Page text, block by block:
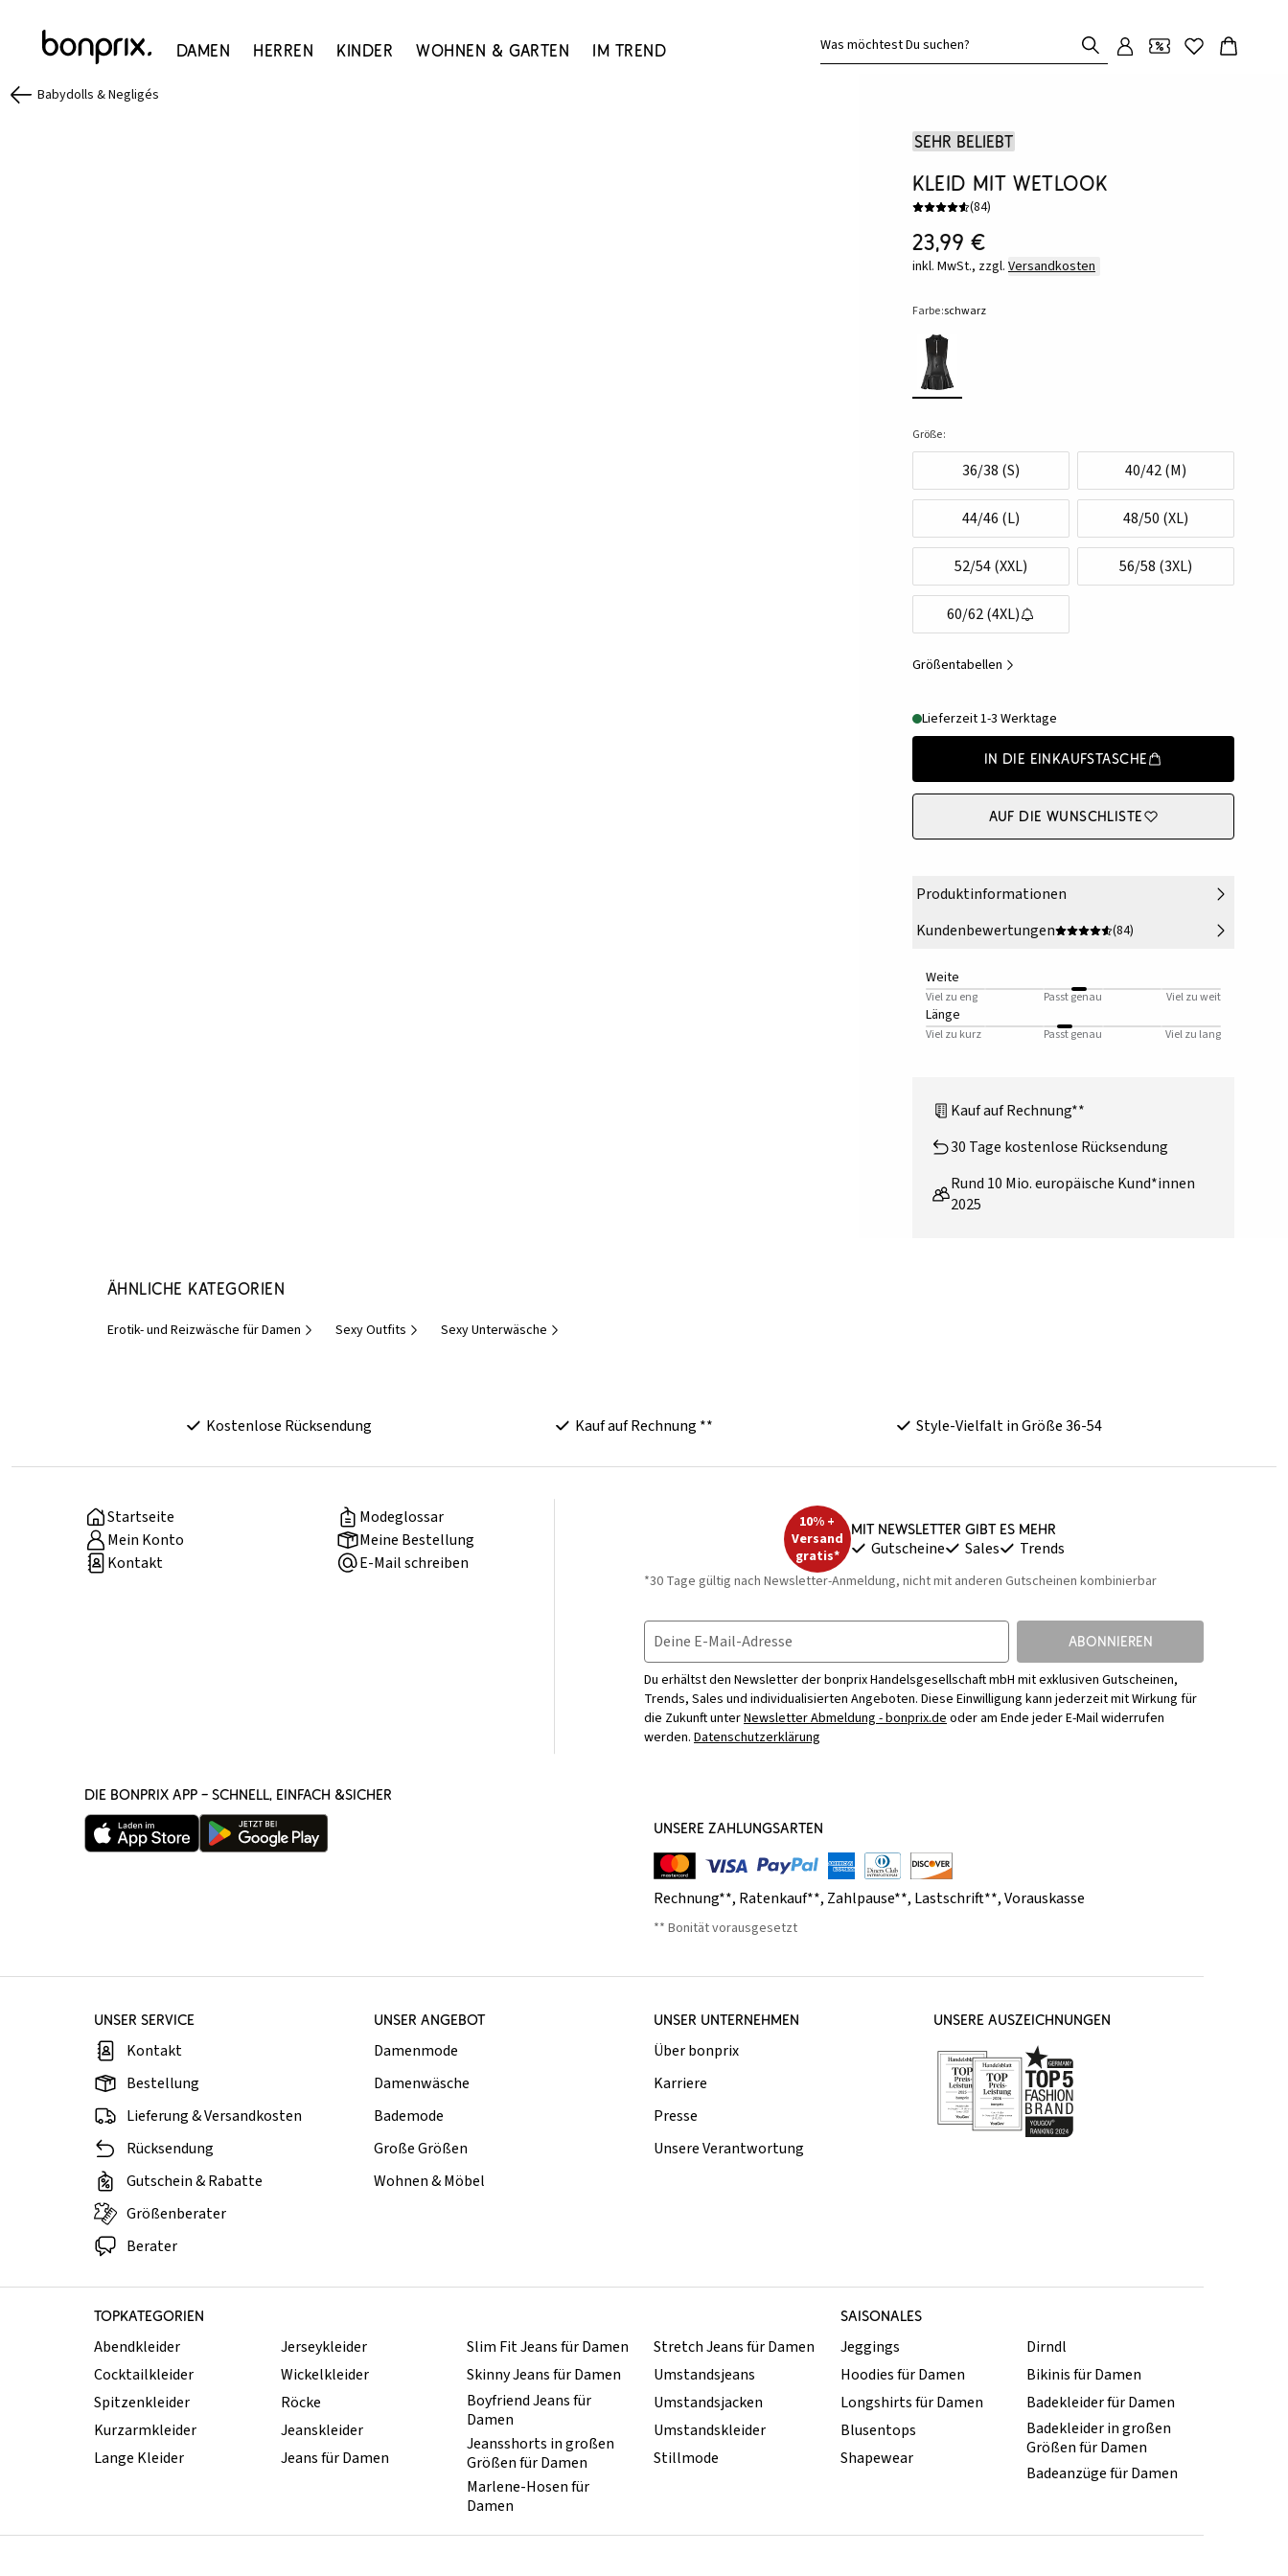
Damen Herren Kinder Wohnen & Garten Im Trend Was möchtest Du suchen?
Babydolls & Negligés
Sehr beliebt
Kleid mit Wetlook
(84)
23,99 €
inkl. MwSt., zzgl. Versandkosten
Farbe:schwarz
Größe:
36/38 (S) 40/42 (M)
44/46 (L) 48/50 (XL)
52/54 (XXL) 56/58 (3XL)
60/62 (4XL)
Größentabellen
Lieferzeit 1-3 Werktage
In die Einkaufstasche
Auf die Wunschliste
Produktinformationen
Kundenbewertungen
(84)
Weite
Viel zu eng Passt genau Viel zu weit
Länge
Viel zu kurz Passt genau Viel zu lang
Kauf auf Rechnung**
30 Tage kostenlose Rücksendung
Rund 10 Mio. europäische Kund*innen
2025
Ähnliche Kategorien
Erotik- und Reizwäsche für Damen Sexy Outfits Sexy Unterwäsche
Kostenlose Rücksendung Kauf auf Rechnung ** Style-Vielfalt in Größe 36-54
Startseite
Modeglossar
Mein Konto
Meine Bestellung
Kontakt
E-Mail schreiben
10% +
Versand
gratis*
Mit Newsletter gibt es mehr
Gutscheine Sales Trends
*30 Tage gültig nach Newsletter-Anmeldung, nicht mit anderen Gutscheinen kombinierbar
Deine E-Mail-Adresse ABONNIEREN
Du erhältst den Newsletter der bonprix Handelsgesellschaft mbH mit exklusiven Gutscheinen,
Trends, Sales und individualisierten Angeboten. Diese Einwilligung kann jederzeit mit Wirkung für
die Zukunft unterNewsletter Abmeldung - bonprix.deoder am Ende jeder E-Mail widerrufen
werden. Datenschutzerklärung
DIE BONPRIX APP – SCHNELL, EINFACH &SICHER
UNSERE ZAHLUNGSARTEN
Rechnung**, Ratenkauf**, Zahlpause**, Lastschrift**,Vorauskasse
** Bonität vorausgesetzt
UNSER SERVICE
Kontakt
Bestellung
Lieferung & Versandkosten
Rücksendung
Gutschein & Rabatte
Größenberater
Berater
UNSER ANGEBOT
Damenmode
Damenwäsche
Bademode
Große Größen
Wohnen & Möbel
UNSER UNTERNEHMEN
Über bonprix
Karriere
Presse
Unsere Verantwortung
UNSERE AUSZEICHNUNGEN
TOPKATEGORIEN SAISONALES
Abendkleider
Cocktailkleider
Spitzenkleider
Kurzarmkleider
Lange Kleider
Jerseykleider
Wickelkleider
Röcke
Jeanskleider
Jeans für Damen
Slim Fit Jeans für Damen
Skinny Jeans für Damen
Boyfriend Jeans für
Damen
Jeansshorts in großen
Größen für Damen
Marlene-Hosen für
Damen
Stretch Jeans für Damen
Umstandsjeans
Umstandsjacken
Umstandskleider
Stillmode
Jeggings
Hoodies für Damen
Longshirts für Damen
Blusentops
Shapewear
Dirndl
Bikinis für Damen
Badekleider für Damen
Badekleider in großen
Größen für Damen
Badeanzüge für Damen